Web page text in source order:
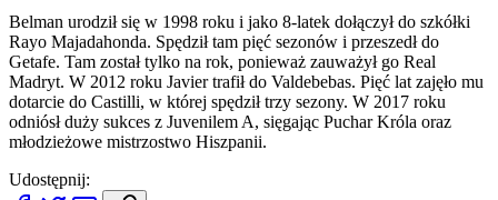
Belman urodził się w 1998 roku i jako 8-latek dołączył do szkółki
Rayo Majadahonda. Spędził tam pięć sezonów i przeszedł do
Getafe. Tam został tylko na rok, ponieważ zauważył go Real
Madryt. W 2012 roku Javier trafił do Valdebebas. Pięć lat zajęło mu
dotarcie do Castilli, w której spędził trzy sezony. W 2017 roku
odniósł duży sukces z Juvenilem A, sięgając Puchar Króla oraz
młodzieżowe mistrzostwo Hiszpanii.
Udostępnij: